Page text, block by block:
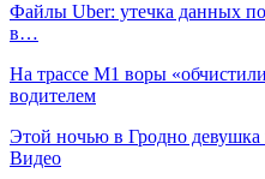
Файлы Uber: утечка данных
в…
На трассе М1 воры
водителем
Этой ночью в Гродно девушка
Видео